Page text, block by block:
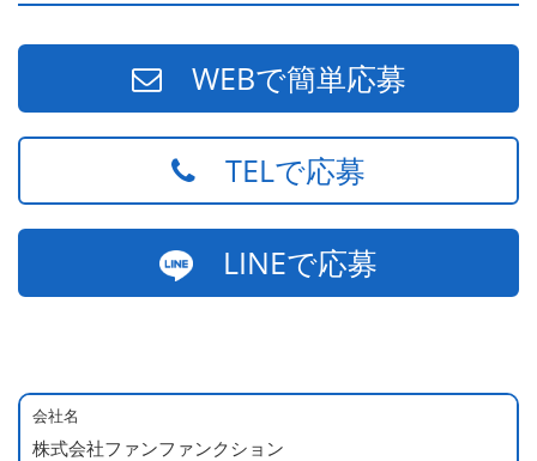
WEBで簡単応募
TELで応募
LINEで応募
会社名
株式会社ファンファンクション